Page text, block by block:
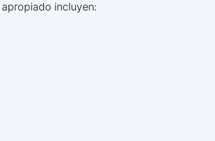
incluyen: